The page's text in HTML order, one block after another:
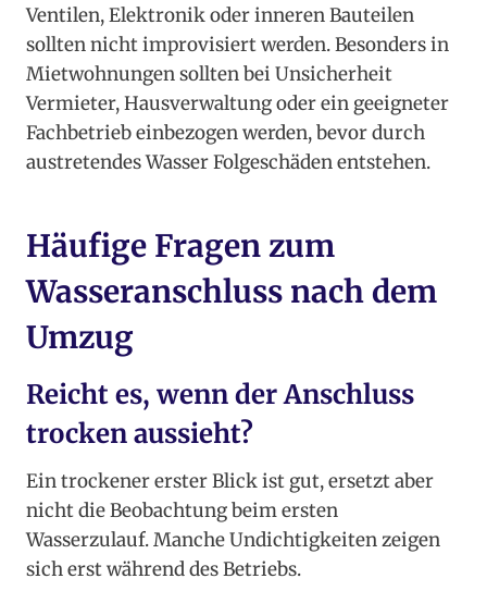
Ventilen, Elektronik oder inneren Bauteilen
sollten nicht improvisiert werden. Besonders in
Mietwohnungen sollten bei Unsicherheit
Vermieter, Hausverwaltung oder ein geeigneter
Fachbetrieb einbezogen werden, bevor durch
austretendes Wasser Folgeschäden entstehen.
Häufige Fragen zum
Wasseranschluss nach dem
Umzug
Reicht es, wenn der Anschluss
trocken aussieht?
Ein trockener erster Blick ist gut, ersetzt aber
nicht die Beobachtung beim ersten
Wasserzulauf. Manche Undichtigkeiten zeigen
sich erst während des Betriebs.